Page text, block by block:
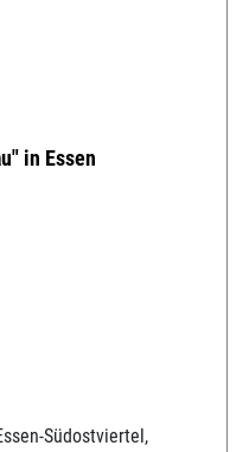
in Essen
Südostviertel,